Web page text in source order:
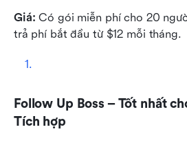
Giá: Có gói miễn phí cho 20
trả phí bắt đầu từ $12 mỗi tháng.
Follow Up Boss – Tốt nhất
Tích hợp